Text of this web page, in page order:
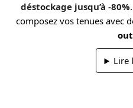
déstockage jusqu’à -80%
composez vos tenues avec
Lire